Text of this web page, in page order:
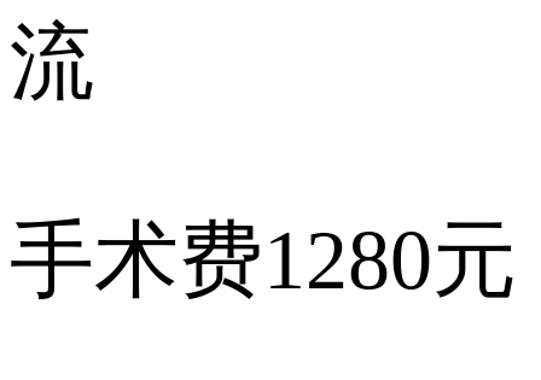
流
手术费1280元